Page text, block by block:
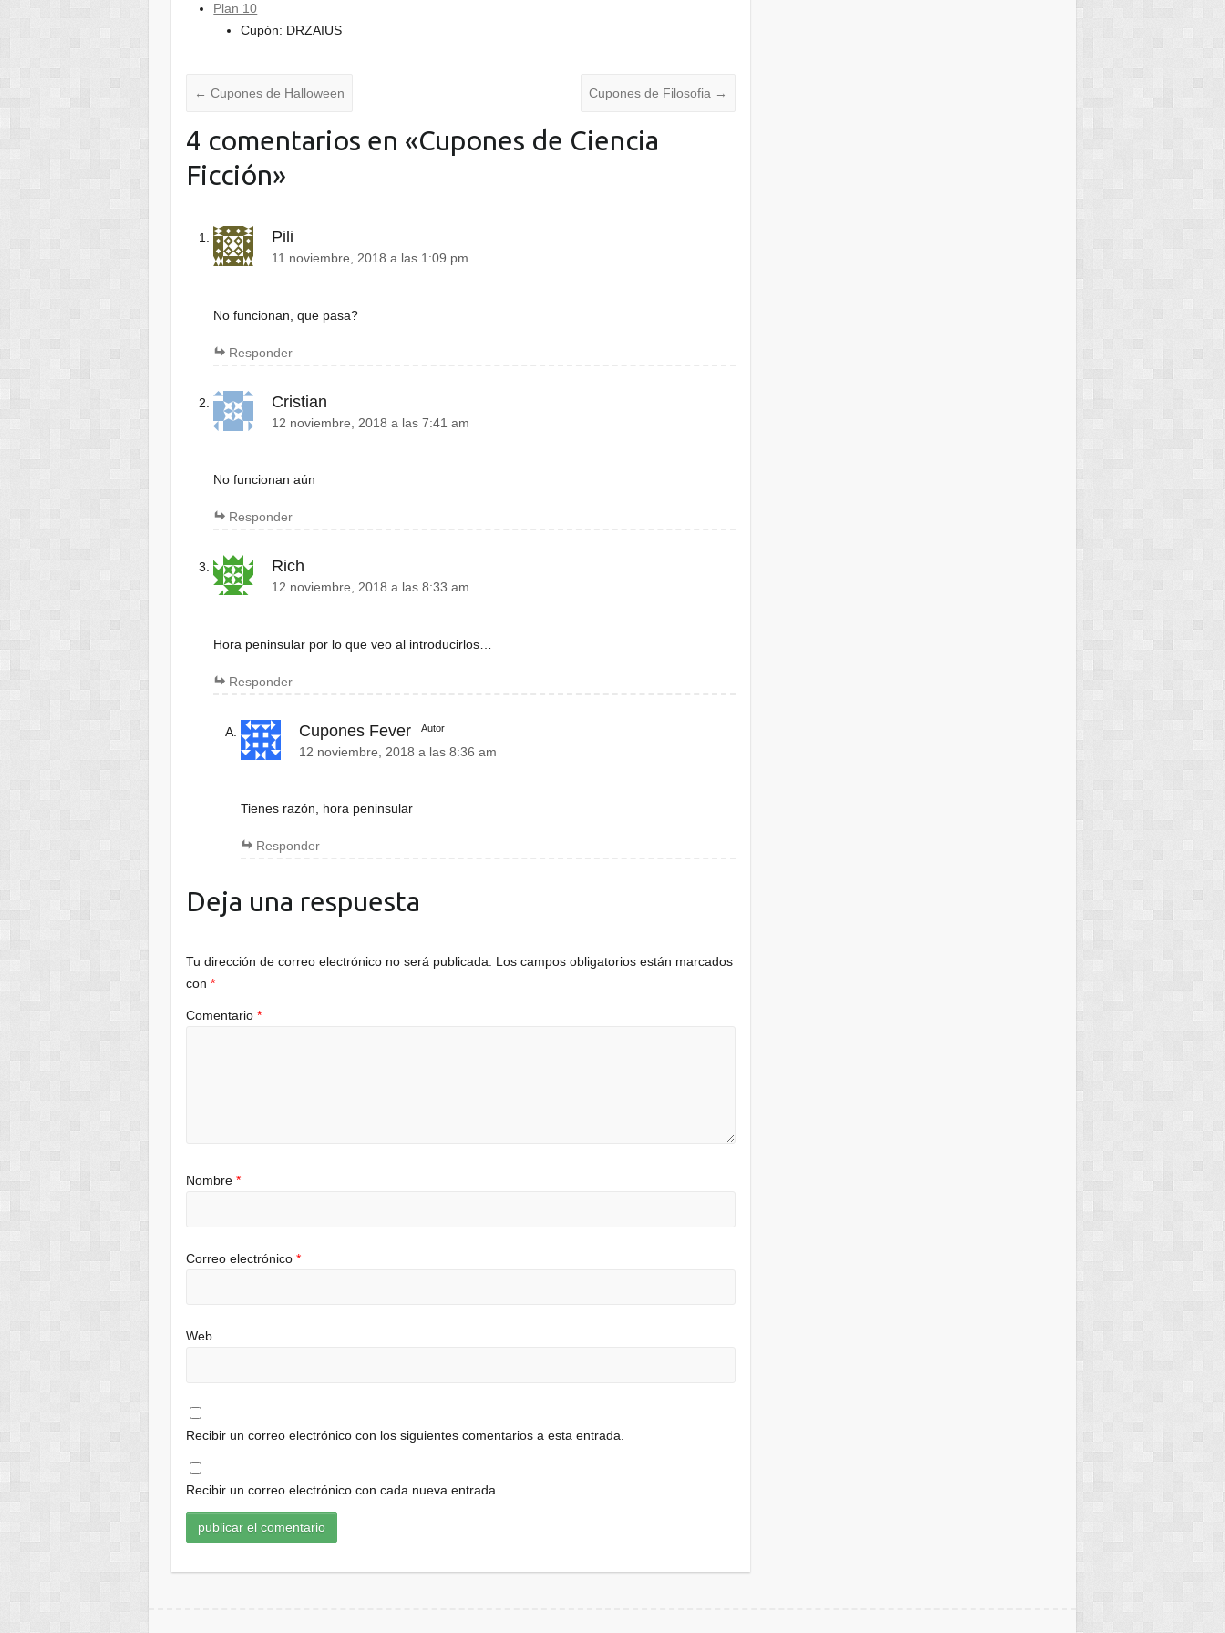
Plan 10
Cupón: DRZAIUS
← Cupones de Halloween Cupones de Filosofia →
4 comentarios en «Cupones de Ciencia
Ficción»
Pili
11 noviembre, 2018 a las 1:09 pm
No funcionan, que pasa?
Responder
Cristian
12 noviembre, 2018 a las 7:41 am
No funcionan aún
Responder
Rich
12 noviembre, 2018 a las 8:33 am
Hora peninsular por lo que veo al introducirlos…
Responder
Cupones Fever Autor
12 noviembre, 2018 a las 8:36 am
Tienes razón, hora peninsular
Responder
Deja una respuesta
Tu dirección de correo electrónico no será publicada.
Los campos obligatorios están marcados
con*
Comentario*
Nombre*
Correo electrónico*
Web
Recibir un correo electrónico con los siguientes comentarios a esta entrada.
Recibir un correo electrónico con cada nueva entrada.